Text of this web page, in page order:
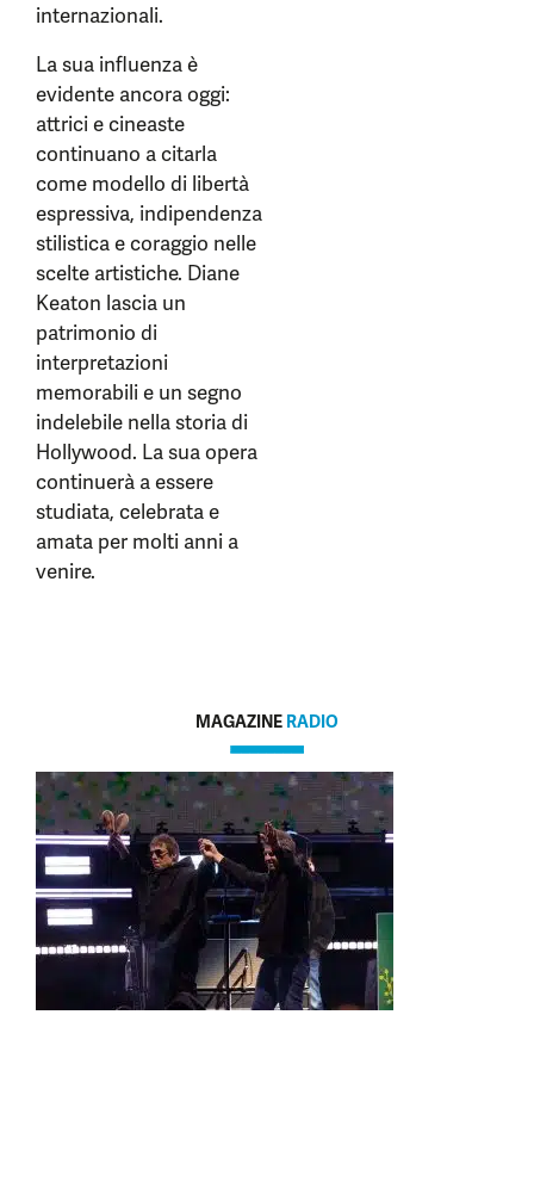
internazionali.
La sua influenza è
evidente ancora oggi:
attrici e cineaste
continuano a citarla
come modello di libertà
espressiva, indipendenza
stilistica e coraggio nelle
scelte artistiche. Diane
Keaton lascia un
patrimonio di
interpretazioni
memorabili e un segno
indelebile nella storia di
Hollywood. La sua opera
continuerà a essere
studiata, celebrata e
amata per molti anni a
venire.
MAGAZINE RADIO